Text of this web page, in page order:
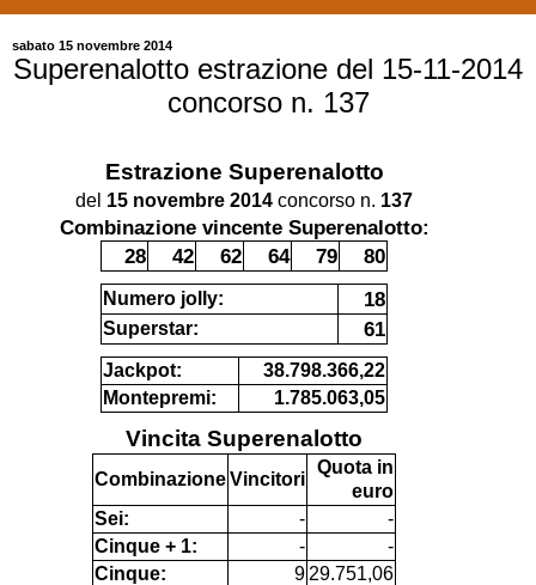
sabato 15 novembre 2014
Superenalotto estrazione del 15-11-2014
concorso n. 137
Estrazione Superenalotto
del 15 novembre 2014 concorso n. 137
Combinazione vincente Superenalotto:
28
42 62 64 79 80
Numero jolly: 18
Superstar: 61
Jackpot:
38.798.366,22
Montepremi:
1.785.063,05
Vincita Superenalotto
CombinazioneVincitori
Quota in
euro
Sei:
-
-
Cinque + 1:
-
-
Cinque:
9 29.751,06